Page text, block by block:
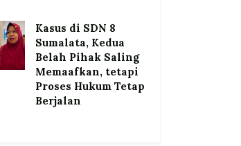
Kasus di SDN 8
Sumalata, Kedua
Belah Pihak Saling
Memaafkan, tetapi
Proses Hukum Tetap
Berjalan